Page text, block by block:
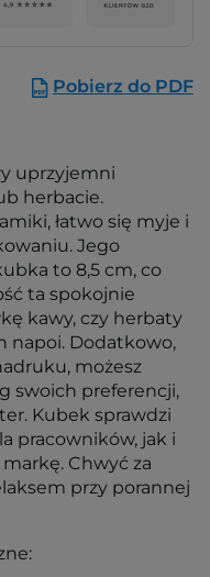
Pobierz do PDF
uprzyjemni
herbacie.
łatwo się myje i
Jego
to 8,5 cm, co
ta spokojnie
kawy, czy herbaty
napoi. Dodatkowo,
możesz
swoich preferencji,
Kubek sprawdzi
pracowników, jak i
Chwyć za
przy porannej